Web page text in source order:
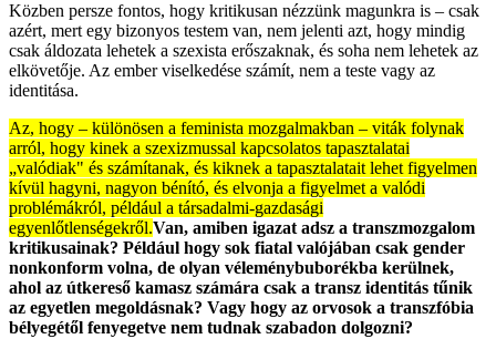
Közben persze fontos, hogy kritikusan nézzünk magunkra is – csak
azért, mert egy bizonyos testem van, nem jelenti azt, hogy mindig
csak áldozata lehetek a szexista erőszaknak, és soha nem lehetek az
elkövetője. Az ember viselkedése számít, nem a teste vagy az
identitása.
Az, hogy – különösen a feminista mozgalmakban – viták folynak
arról, hogy kinek a szexizmussal kapcsolatos tapasztalatai
„valódiak" és számítanak, és kiknek a tapasztalatait lehet figyelmen
kívül hagyni, nagyon bénító, és elvonja a figyelmet a valódi
problémákról, például a társadalmi-gazdasági
egyenlőtlenségekről.Van, amiben igazat adsz a transzmozgalom
kritikusainak? Például hogy sok fiatal valójában csak gender
nonkonform volna, de olyan véleménybuborékba kerülnek,
ahol az útkereső kamasz számára csak a transz identitás tűnik
az egyetlen megoldásnak? Vagy hogy az orvosok a transzfóbia
bélyegétől fenyegetve nem tudnak szabadon dolgozni?